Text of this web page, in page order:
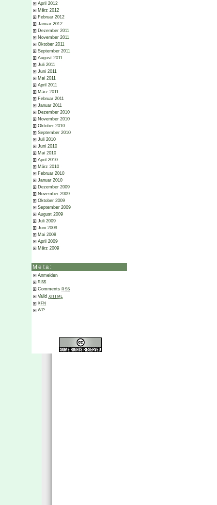
April 2012
März 2012
Februar 2012
Januar 2012
Dezember 2011
November 2011
Oktober 2011
September 2011
August 2011
Juli 2011
Juni 2011
Mai 2011
April 2011
März 2011
Februar 2011
Januar 2011
Dezember 2010
November 2010
Oktober 2010
September 2010
Juli 2010
Juni 2010
Mai 2010
April 2010
März 2010
Februar 2010
Januar 2010
Dezember 2009
November 2009
Oktober 2009
September 2009
August 2009
Juli 2009
Juni 2009
Mai 2009
April 2009
März 2009
Meta:
Anmelden
RSS
Comments RSS
Valid XHTML
XFN
WP